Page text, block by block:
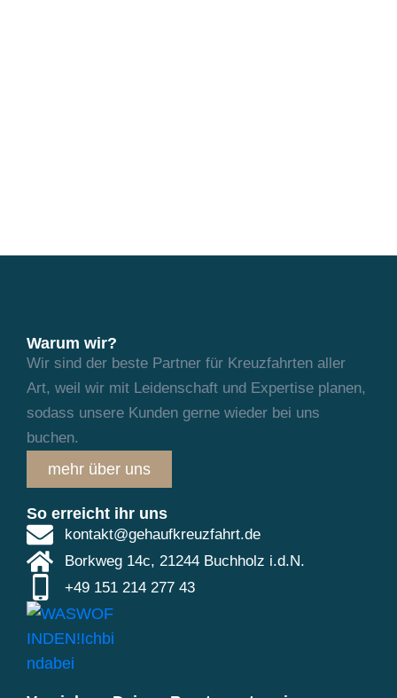
Warum wir?
Wir sind der beste Partner für Kreuzfahrten aller
Art, weil wir mit Leidenschaft und Expertise planen,
sodass unsere Kunden gerne wieder bei uns
buchen.
mehr über uns
So erreicht ihr uns
kontakt@gehaufkreuzfahrt.de
Borkweg 14c, 21244 Buchholz i.d.N.
+49 151 214 277 43